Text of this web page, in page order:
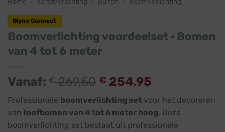
Blynx Connect
Boomverlichting voordeelset · Bomen
van 4 tot 6 meter
Vanaf: €269,50 € 254,95
Professionele boomverlichting set voor het decoreren
van loofbomen van 4 tot 6 meter hoog. Deze
boomverlichting set bestaat uit professionele